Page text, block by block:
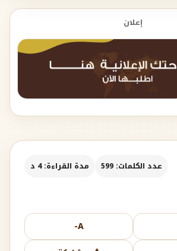
إعلان
عدد الكلمات: 599 مدة القراءة: 4 د
A-